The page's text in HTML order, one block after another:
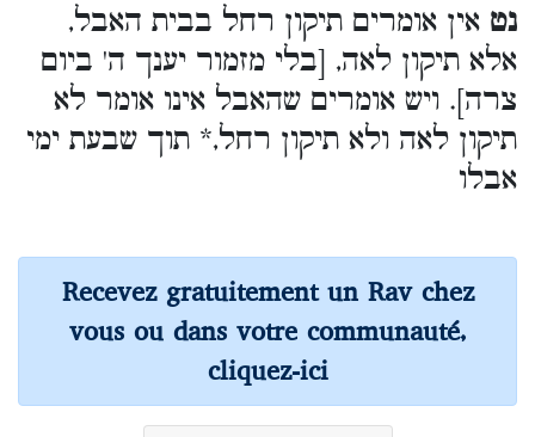
נט אין אומרים תיקון רחל בבית האבל,
אלא תיקון לאה, [בלי מזמור יענך ה' ביום
צרה]. ויש אומרים שהאבל אינו אומר לא
תיקון לאה ולא תיקון רחל,* תוך שבעת ימי
אבלו
Recevez gratuitement un Rav chez
vous ou dans votre communauté,
cliquez-ici